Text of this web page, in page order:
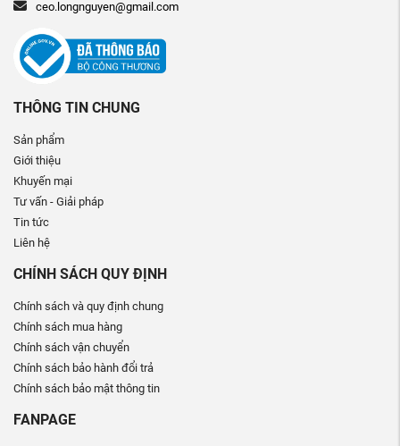
ceo.longnguyen@gmail.com
THÔNG TIN CHUNG
Sản phẩm
Giới thiệu
Khuyến mại
Tư vấn - Giải pháp
Tin tức
Liên hệ
CHÍNH SÁCH QUY ĐỊNH
Chính sách và quy định chung
Chính sách mua hàng
Chính sách vận chuyển
Chính sách bảo hành đổi trả
Chính sách bảo mật thông tin
FANPAGE